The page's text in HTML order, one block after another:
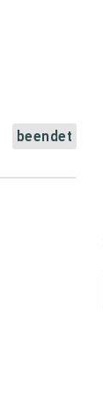
beendet